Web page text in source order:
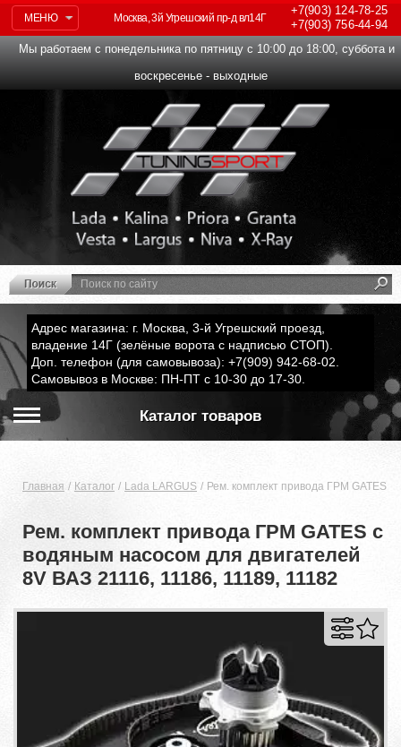
МЕНЮ
+7(903)124-78-25
+7(903)756-44-94
Москва, 3й Угрешский пр-д вл14Г
Мы работаем с понедельника по пятницу с 10:00 до 18:00, суббота и
воскресенье - выходные
Адрес магазина: г. Москва, 3-й Угрешский проезд,
владение 14Г (зелёные ворота с надписью СТОП).
Доп. телефон (для самовывоза): +7(909) 942-68-02.
Самовывоз в Москве: ПН-ПТ с 10-30 до 17-30.
Каталог товаров
Главная Каталог Lada LARGUS Рем. комплект привода ГРМ GATES с
Рем. комплект привода ГРМ GATES с
водяным насосом для двигателей
8V ВАЗ 21116, 11186, 11189, 11182